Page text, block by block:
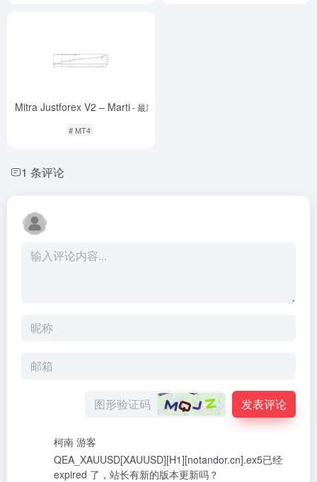
EA Mitra Justforex V2 – Marti- 最新版
# MT4
1 条评论
发表评论
柯南 游客
QEA_XAUUSD[XAUUSD][H1][notandor.cn].ex5已经
expired 了，站长有新的版本更新吗？